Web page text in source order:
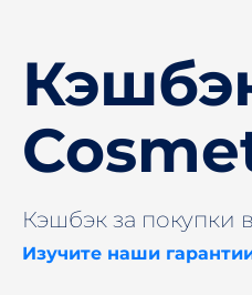
Кэшбэк за покупки
Изучите наши